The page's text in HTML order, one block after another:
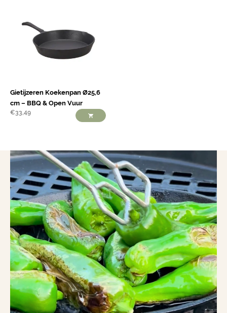
Gietijzeren Koekenpan Ø25,6
cm – BBQ & Open Vuur
€33,49